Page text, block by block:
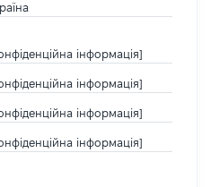
інформація]
інформація]
інформація]
інформація]